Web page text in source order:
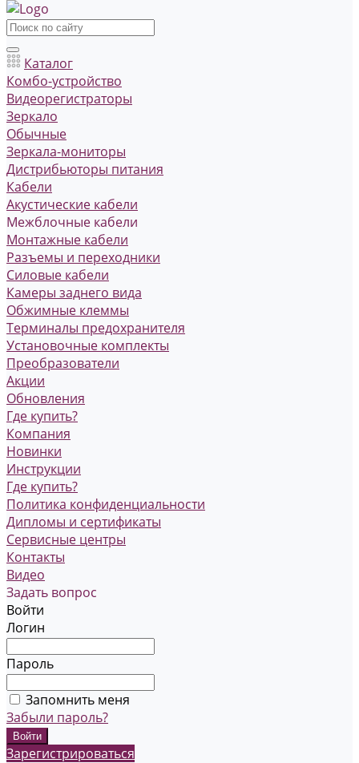
Каталог
Комбо-устройство
Видеорегистраторы
Зеркало
Обычные
Зеркала-мониторы
Дистрибьюторы питания
Кабели
Акустические кабели
Межблочные кабели
Монтажные кабели
Разъемы и переходники
Силовые кабели
Камеры заднего вида
Обжимные клеммы
Терминалы предохранителя
Установочные комплекты
Преобразователи
Акции
Обновления
Где купить?
Компания
Новинки
Инструкции
Где купить?
Политика конфиденциальности
Дипломы и сертификаты
Сервисные центры
Контакты
Видео
Задать вопрос
Войти
Логин
Пароль
Запомнить меня
Забыли пароль?
Зарегистрироваться